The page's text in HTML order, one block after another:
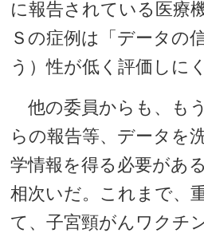
に報告されている医療
Ｓの症例は「データの
う）性が低く評価しに
他の委員からも、も
らの報告等、データを
学情報を得る必要があ
相次いだ。これまで、
て、子宮頸がんワクチ